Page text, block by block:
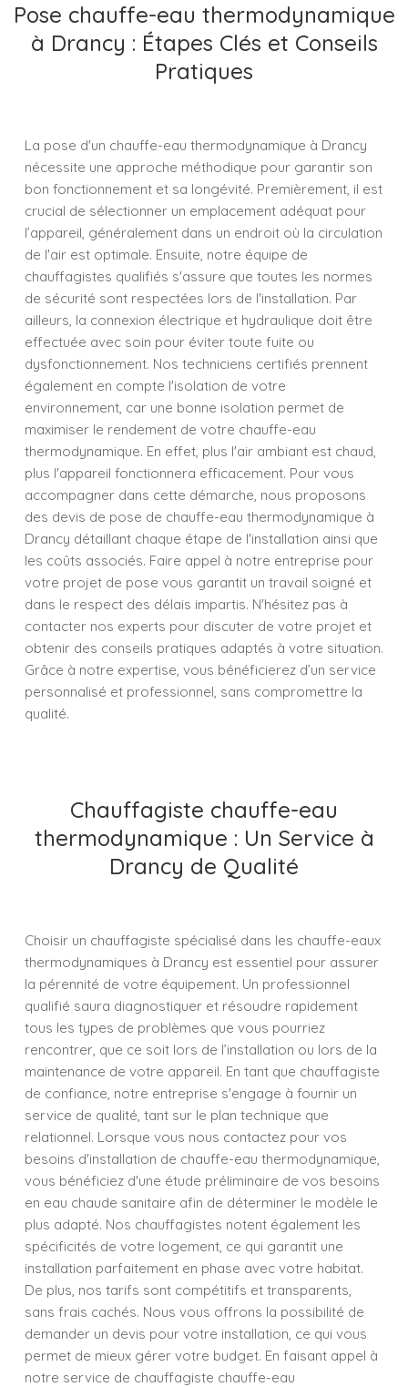
Pose chauffe-eau thermodynamique
à Drancy : Étapes Clés et Conseils
Pratiques
La pose d'un chauffe-eau thermodynamique à Drancy
nécessite une approche méthodique pour garantir son
bon fonctionnement et sa longévité. Premièrement, il est
crucial de sélectionner un emplacement adéquat pour
l’appareil, généralement dans un endroit où la circulation
de l'air est optimale. Ensuite, notre équipe de
chauffagistes qualifiés s'assure que toutes les normes
de sécurité sont respectées lors de l'installation. Par
ailleurs, la connexion électrique et hydraulique doit être
effectuée avec soin pour éviter toute fuite ou
dysfonctionnement. Nos techniciens certifiés prennent
également en compte l'isolation de votre
environnement, car une bonne isolation permet de
maximiser le rendement de votre chauffe-eau
thermodynamique. En effet, plus l'air ambiant est chaud,
plus l'appareil fonctionnera efficacement. Pour vous
accompagner dans cette démarche, nous proposons
des devis de pose de chauffe-eau thermodynamique à
Drancy détaillant chaque étape de l'installation ainsi que
les coûts associés. Faire appel à notre entreprise pour
votre projet de pose vous garantit un travail soigné et
dans le respect des délais impartis. N'hésitez pas à
contacter nos experts pour discuter de votre projet et
obtenir des conseils pratiques adaptés à votre situation.
Grâce à notre expertise, vous bénéficierez d’un service
personnalisé et professionnel, sans compromettre la
qualité.
Chauffagiste chauffe-eau
thermodynamique : Un Service à
Drancy de Qualité
Choisir un chauffagiste spécialisé dans les chauffe-eaux
thermodynamiques à Drancy est essentiel pour assurer
la pérennité de votre équipement. Un professionnel
qualifié saura diagnostiquer et résoudre rapidement
tous les types de problèmes que vous pourriez
rencontrer, que ce soit lors de l’installation ou lors de la
maintenance de votre appareil. En tant que chauffagiste
de confiance, notre entreprise s'engage à fournir un
service de qualité, tant sur le plan technique que
relationnel. Lorsque vous nous contactez pour vos
besoins d'installation de chauffe-eau thermodynamique,
vous bénéficiez d'une étude préliminaire de vos besoins
en eau chaude sanitaire afin de déterminer le modèle le
plus adapté. Nos chauffagistes notent également les
spécificités de votre logement, ce qui garantit une
installation parfaitement en phase avec votre habitat.
De plus, nos tarifs sont compétitifs et transparents,
sans frais cachés. Nous vous offrons la possibilité de
demander un devis pour votre installation, ce qui vous
permet de mieux gérer votre budget. En faisant appel à
notre service de chauffagiste chauffe-eau